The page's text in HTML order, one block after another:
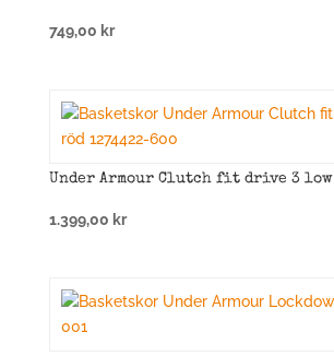
749,00 kr
Under Armour Clutch fit drive 3 low
1.399,00 kr